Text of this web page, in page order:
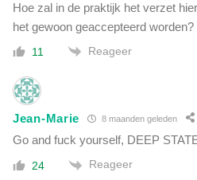
Hoe zal in de praktijk het verzet
het gewoon geaccepteerd worden?
11 Reageer
Jean-Marie 8 maanden geleden
Go and fuck yourself, DEEP
24 Reageer